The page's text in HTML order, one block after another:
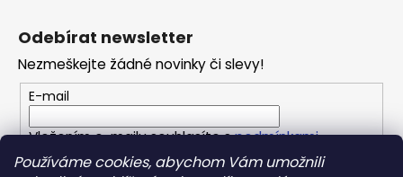
Používáme cookies, abychom Vám umožnili
Odebírat newsletter
Nezmeškejte žádné novinky či slevy!
E-mail
Vložením e-mailu souhlasíte spodmínkami
ochrany osobních údajů